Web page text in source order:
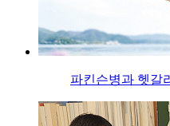
파킨슨병과 헷갈